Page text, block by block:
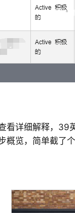
详细解释，
览，简单截了个